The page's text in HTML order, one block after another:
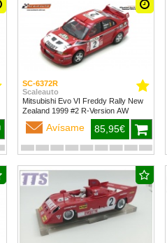
SC-6372R
Scaleauto
Mitsubishi Evo VI Freddy Rally New
Zealand 1999 #2 R-Version AW
Avísame 85,95€